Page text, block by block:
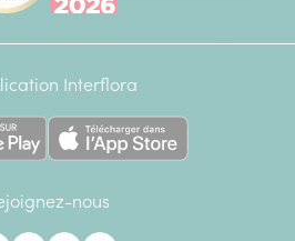
Interflora
nous